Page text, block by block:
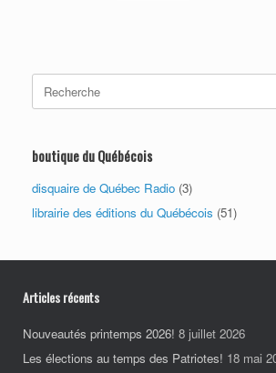
Search
for:
boutique du Québécois
disquaire de Québec Radio (3)
librairie des éditions du Québécois (51)
Articles récents
Nouveautés printemps 2026! 8 juillet 2026
Les élections au temps des Patriotes! 18 mai